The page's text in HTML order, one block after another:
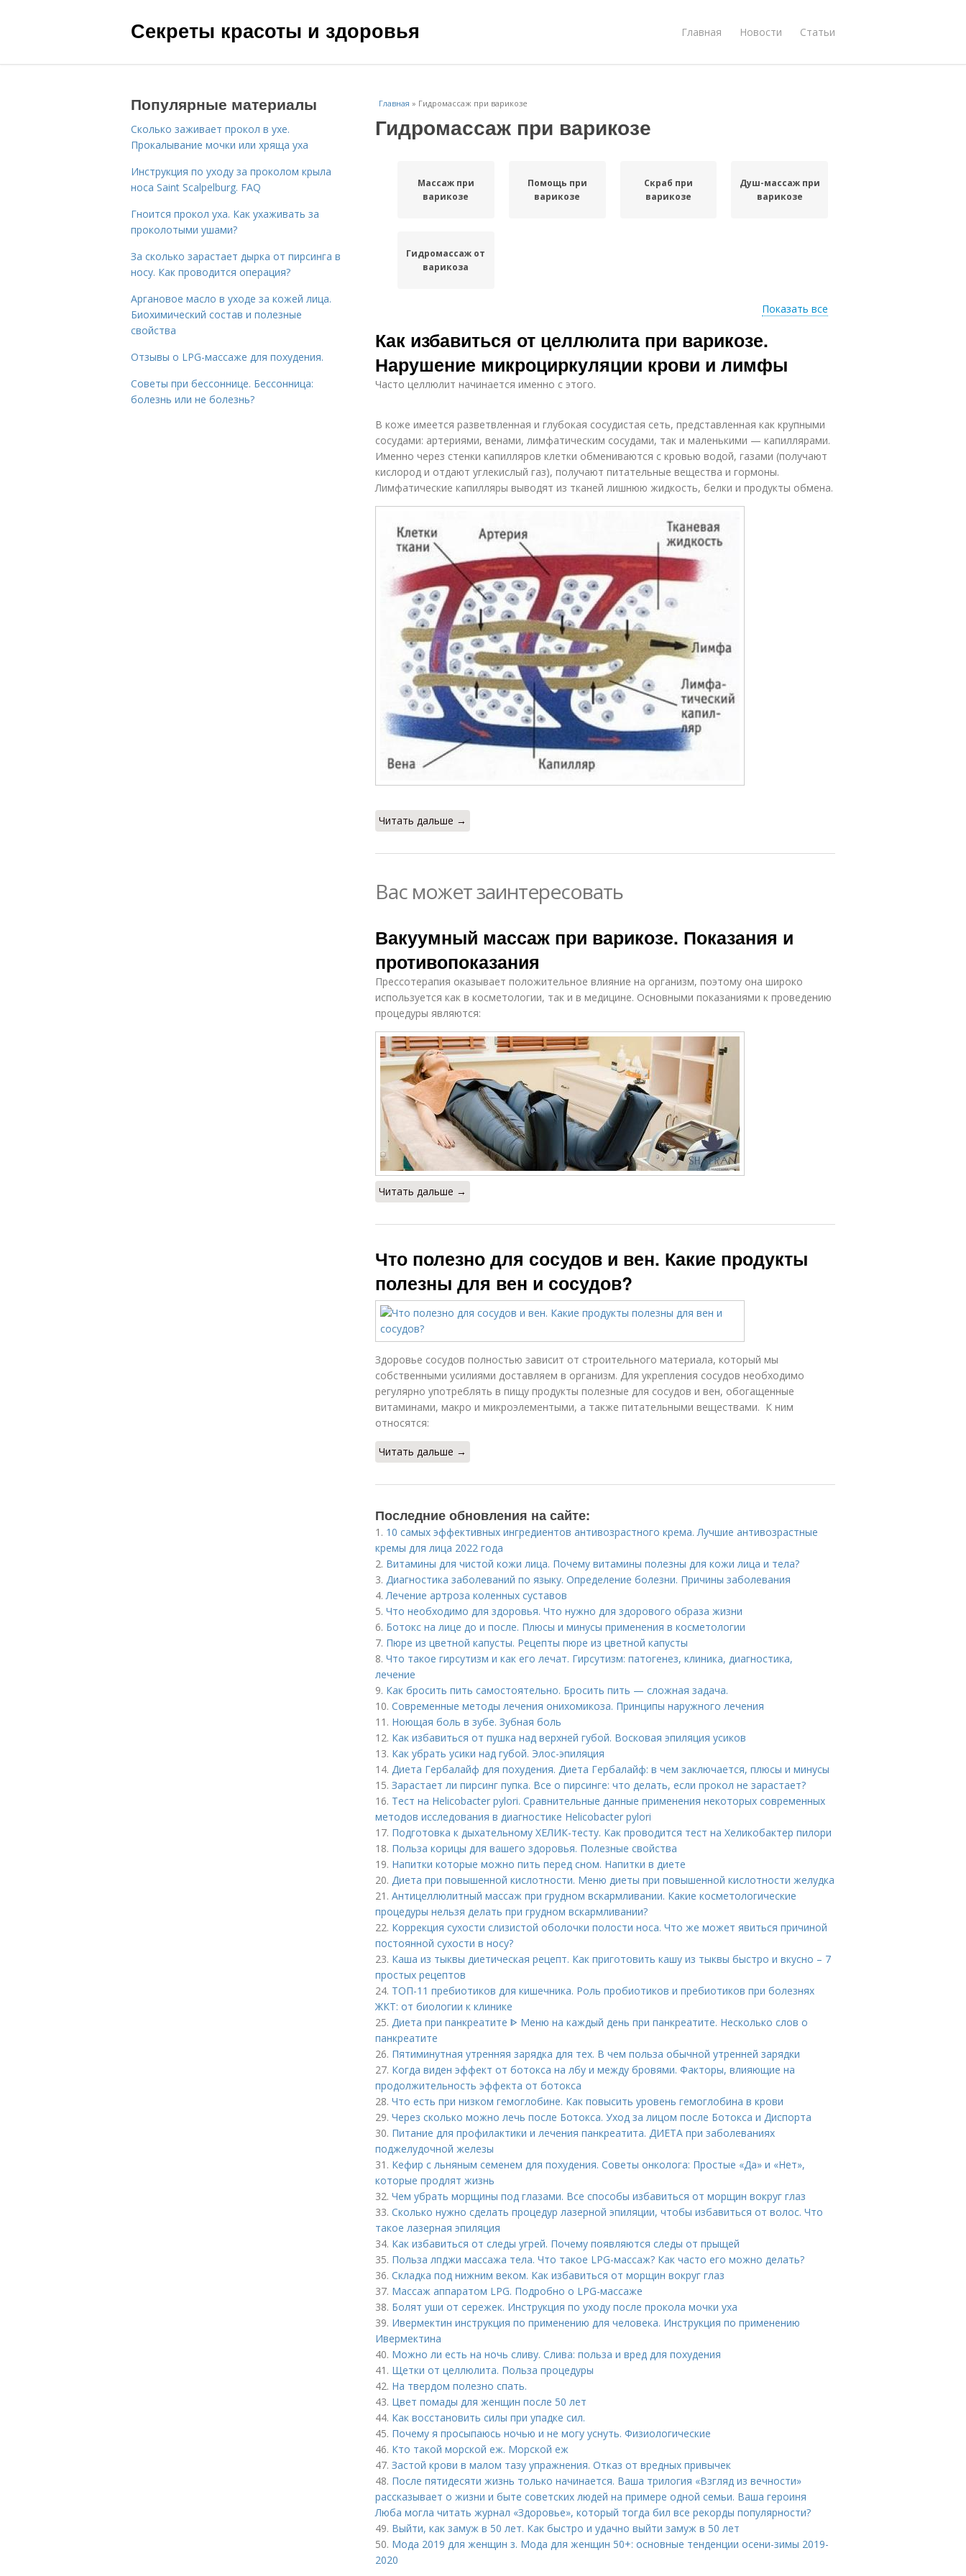
Секреты красоты и здоровья Главная Новости Статьи
Главная » Гидромассаж при варикозе
Гидромассаж при варикозе
Массаж при
варикозе
Помощь при
варикозе
Скраб при
варикозе
Душ-массаж при
варикозе
Гидромассаж от
варикоза
Показать все
Как избавиться от целлюлита при варикозе.
Нарушение микроциркуляции крови и лимфы
Часто целлюлит начинается именно с этого.
В коже имеется разветвленная и глубокая сосудистая сеть, представленная как крупными
сосудами: артериями, венами, лимфатическим сосудами, так и маленькими — капиллярами.
Именно через стенки капилляров клетки обмениваются с кровью водой, газами (получают
кислород и отдают углекислый газ), получают питательные вещества и гормоны.
Лимфатические капилляры выводят из тканей лишнюю жидкость, белки и продукты обмена.
Читать дальше →
Вас может заинтересовать
Вакуумный массаж при варикозе. Показания и
противопоказания
Прессотерапия оказывает положительное влияние на организм, поэтому она широко
используется как в косметологии, так и в медицине. Основными показаниями к проведению
процедуры являются:
Читать дальше →
Что полезно для сосудов и вен. Какие продукты
полезны для вен и сосудов?
Здоровье сосудов полностью зависит от строительного материала, который мы
собственными усилиями доставляем в организм. Для укрепления сосудов необходимо
регулярно употреблять в пищу продукты полезные для сосудов и вен, обогащенные
витаминами, макро и микроэлементыми, а также питательными веществами. К ним
относятся:
Читать дальше →
Последние обновления на сайте:
1. 10 самых эффективных ингредиентов антивозрастного крема. Лучшие антивозрастные
кремы для лица 2022 года
2. Витамины для чистой кожи лица. Почему витамины полезны для кожи лица и тела?
3. Диагностика заболеваний по языку. Определение болезни. Причины заболевания
4.Лечение артроза коленных суставов
5. Что необходимо для здоровья. Что нужно для здорового образа жизни
6. Ботокс на лице до и после. Плюсы и минусы применения в косметологии
7. Пюре из цветной капусты. Рецепты пюре из цветной капусты
8. Что такое гирсутизм и как его лечат. Гирсутизм: патогенез, клиника, диагностика,
лечение
9. Как бросить пить самостоятельно. Бросить пить — сложная задача.
10. Современные методы лечения онихомикоза. Принципы наружного лечения
11. Ноющая боль в зубе. Зубная боль
12. Как избавиться от пушка над верхней губой. Восковая эпиляция усиков
13. Как убрать усики над губой. Элос-эпиляция
14. Диета Гербалайф для похудения. Диета Гербалайф: в чем заключается, плюсы и минусы
15. Зарастает ли пирсинг пупка. Все о пирсинге: что делать, если прокол не зарастает?
16. Тест на Helicobacter pylori. Сравнительные данные применения некоторых современных
методов исследования в диагностике Helicobacter pylori
17. Подготовка к дыхательному ХЕЛИК-тесту. Как проводится тест на Хеликобактер пилори
18. Польза корицы для вашего здоровья. Полезные свойства
19. Напитки которые можно пить перед сном. Напитки в диете
20. Диета при повышенной кислотности. Меню диеты при повышенной кислотности желудка
21. Антицеллюлитный массаж при грудном вскармливании. Какие косметологические
процедуры нельзя делать при грудном вскармливании?
22. Коррекция сухости слизистой оболочки полости носа. Что же может явиться причиной
постоянной сухости в носу?
23. Каша из тыквы диетическая рецепт. Как приготовить кашу из тыквы быстро и вкусно – 7
простых рецептов
24. ТОП-11 пребиотиков для кишечника. Роль пробиотиков и пребиотиков при болезнях
ЖКТ: от биологии к клинике
25. Диета при панкреатите ᐈ Меню на каждый день при панкреатите. Несколько слов о
панкреатите
26. Пятиминутная утренняя зарядка для тех. В чем польза обычной утренней зарядки
27. Когда виден эффект от ботокса на лбу и между бровями. Факторы, влияющие на
продолжительность эффекта от ботокса
28. Что есть при низком гемоглобине. Как повысить уровень гемоглобина в крови
29. Через сколько можно лечь после Ботокса. Уход за лицом после Ботокса и Диспорта
30. Питание для профилактики и лечения панкреатита. ДИЕТА при заболеваниях
поджелудочной железы
31. Кефир с льняным семенем для похудения. Советы онколога: Простые «Да» и «Нет»,
которые продлят жизнь
32. Чем убрать морщины под глазами. Все способы избавиться от морщин вокруг глаз
33. Сколько нужно сделать процедур лазерной эпиляции, чтобы избавиться от волос. Что
такое лазерная эпиляция
34. Как избавиться от следы угрей. Почему появляются следы от прыщей
35. Польза лпджи массажа тела. Что такое LPG-массаж? Как часто его можно делать?
36. Складка под нижним веком. Как избавиться от морщин вокруг глаз
37. Массаж аппаратом LPG. Подробно о LPG-массаже
38. Болят уши от сережек. Инструкция по уходу после прокола мочки уха
39. Ивермектин инструкция по применению для человека. Инструкция по применению
Ивермектина
40. Можно ли есть на ночь сливу. Слива: польза и вред для похудения
41. Щетки от целлюлита. Польза процедуры
42. На твердом полезно спать.
43. Цвет помады для женщин после 50 лет
44. Как восстановить силы при упадке сил.
45. Почему я просыпаюсь ночью и не могу уснуть. Физиологические
46. Кто такой морской еж. Морской еж
47. Застой крови в малом тазу упражнения. Отказ от вредных привычек
48. После пятидесяти жизнь только начинается. Ваша трилогия «Взгляд из вечности»
рассказывает о жизни и быте советских людей на примере одной семьи. Ваша героиня
Люба могла читать журнал «Здоровье», который тогда бил все рекорды популярности?
49. Выйти, как замуж в 50 лет. Как быстро и удачно выйти замуж в 50 лет
50. Мода 2019 для женщин з. Мода для женщин 50+: основные тенденции осени-зимы 2019-
2020
Популярные материалы
Сколько заживает прокол в ухе.
Прокалывание мочки или хряща уха
Инструкция по уходу за проколом крыла
носа Saint Scalpelburg. FAQ
Гноится прокол уха. Как ухаживать за
проколотыми ушами?
За сколько зарастает дырка от пирсинга в
носу. Как проводится операция?
Аргановое масло в уходе за кожей лица.
Биохимический состав и полезные
свойства
Отзывы о LPG-массаже для похудения.
Советы при бессоннице. Бессонница:
болезнь или не болезнь?